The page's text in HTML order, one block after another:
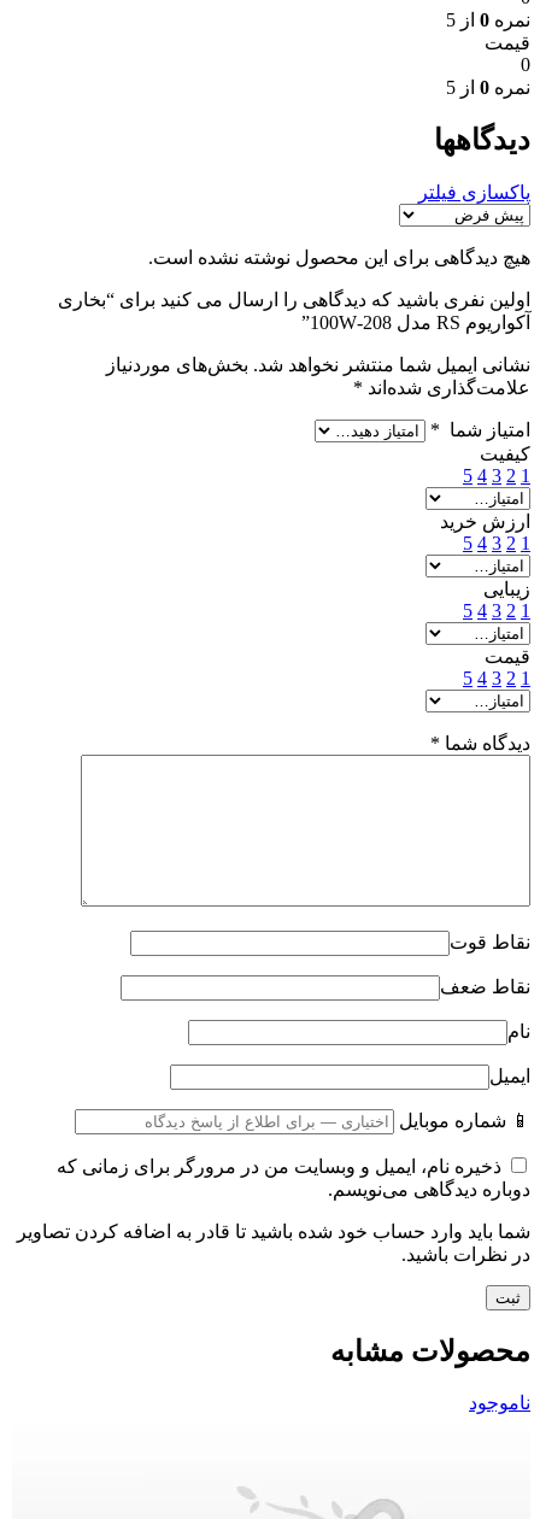
نمره 0 از 5
قیمت
0
نمره 0 از 5
دیدگاهها
پاکسازی فیلتر
هیچ دیدگاهی برای این محصول نوشته نشده است.
اولین نفری باشید که دیدگاهی را ارسال می کنید برای “بخاری
آکواریوم RS مدل 208-100W”
نشانی ایمیل شما منتشر نخواهد شد. بخش‌های موردنیاز
علامت‌گذاری شده‌اند *
امتیاز شما *
کیفیت
1
2
3
4
5
ارزش خرید
1
2
3
4
5
زیبایی
1
2
3
4
5
قیمت
1
2
3
4
5
دیدگاه شما *
نقاط قوت
نقاط ضعف
نام
ایمیل
📱 شماره موبایل
ذخیره نام، ایمیل و وبسایت من در مرورگر برای زمانی که
دوباره دیدگاهی می‌نویسم.
شما باید وارد حساب خود شده باشید تا قادر به اضافه کردن تصاویر
در نظرات باشید.
محصولات مشابه
ناموجود